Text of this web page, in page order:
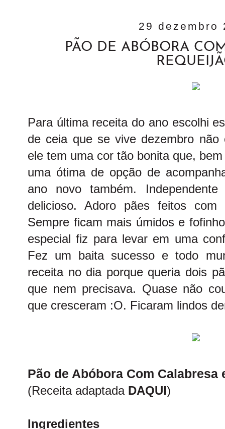
29 dezembro
PÃO DE ABÓBORA
Para última receita do ano escolhi
de ceia que se vive dezembro
ele tem uma cor tão bonita que,
uma ótima de opção de
ano novo também.
delicioso. Adoro pães feitos
Sempre ficam mais úmidos e
especial fiz para levar em uma
Fez um baita sucesso e todo
receita no dia porque queria dois
que nem precisava. Quase não
que cresceram :O. Ficaram lindos
Pão de Abóbora Com Calabresa
(Receita adaptada DAQUI)
Ingredientes